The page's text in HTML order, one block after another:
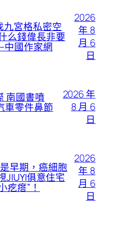
九宮格私密空
么錢偉長非要
中國作家網
2026
年 8
月 6
日
南國書噴
車零件鼻節
2026 年
8 月 6
日
早期，癌細胞
JIUYI俱意住宅
疙瘩”！
2026
年 8
月 6
日